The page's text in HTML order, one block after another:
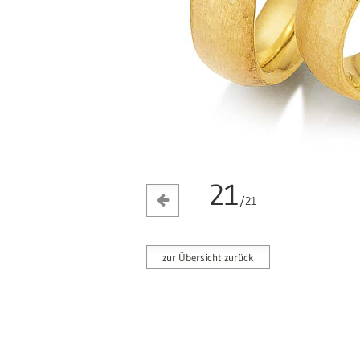
21/21
zur Übersicht zurück